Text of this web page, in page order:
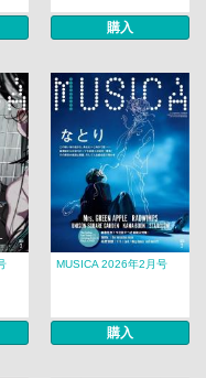
購入
MUSICA 2026年2月号
購入